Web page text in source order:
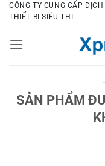
Bỏ
qua
dung
CÔNG TY CUNG CẤP
THIẾT BỊ SIÊU THỊ
SẢN PHẨM